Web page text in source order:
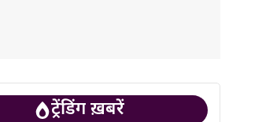
ट्रेंडिंग ख़बरें